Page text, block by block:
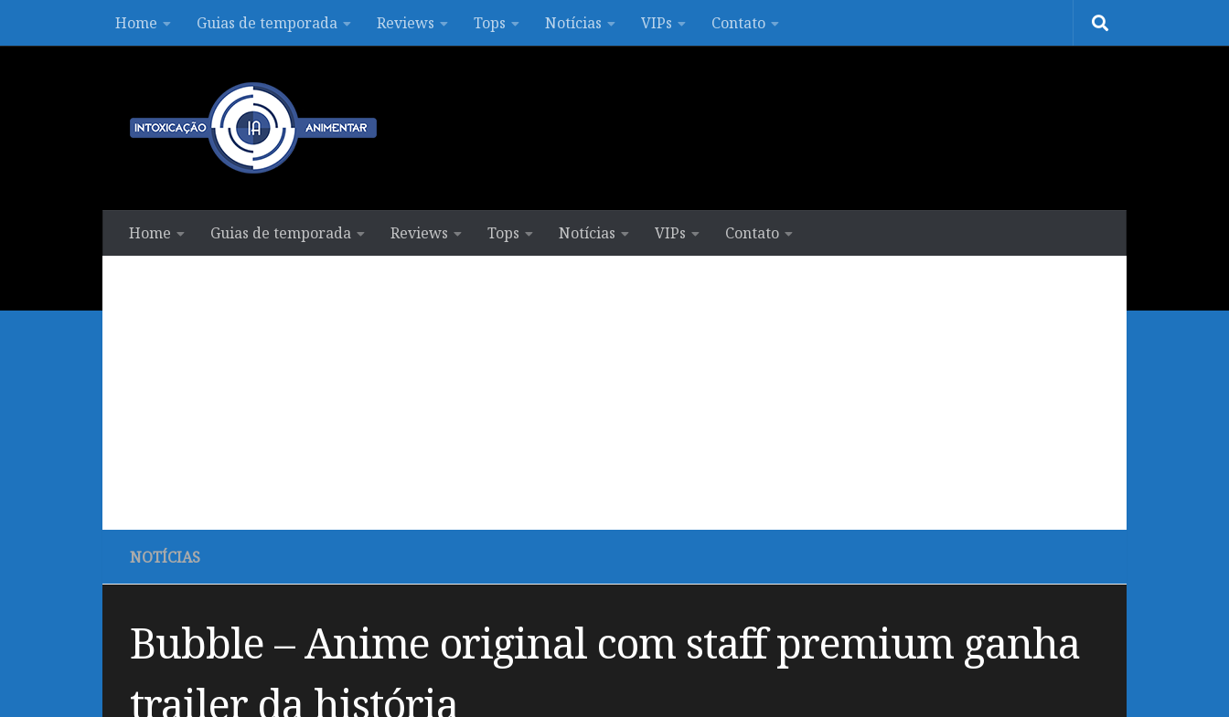
Skip to contentHome Guias de temporada Reviews Tops Notícias VIPs Contato
Home Guias de temporada Reviews Tops Notícias VIPs Contato
NOTÍCIAS
Bubble – Anime original com staff premium ganha
trailer da história